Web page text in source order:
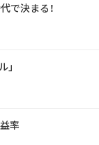
で決まる！
」
率